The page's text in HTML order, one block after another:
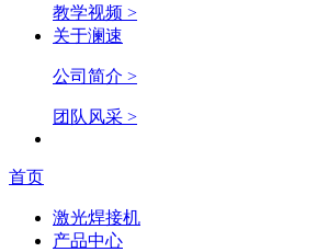
教学视频 >
关于澜速
公司简介 >
团队风采 >
首页
激光焊接机
产品中心